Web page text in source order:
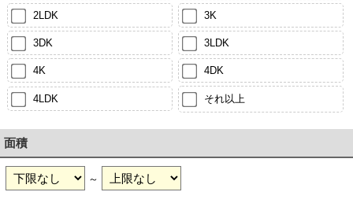
2LDK 3K
3DK 3LDK
4K 4DK
4LDK それ以上
面積
～